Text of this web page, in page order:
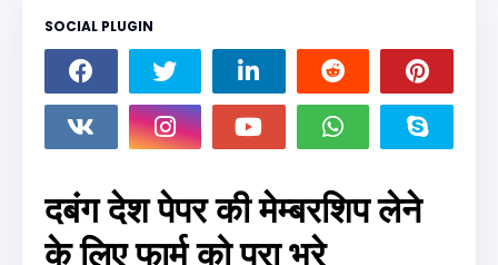
SOCIAL PLUGIN